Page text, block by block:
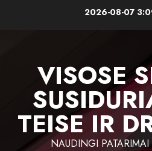
2026-08-07
VISOSE
TEISE IR
NAUDINGI